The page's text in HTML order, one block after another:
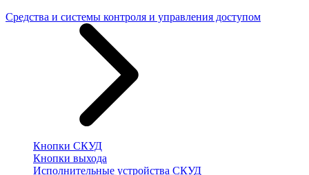
Средства и системы контроля и управления доступом
Кнопки СКУД
Кнопки выхода
Исполнительные устройства СКУД